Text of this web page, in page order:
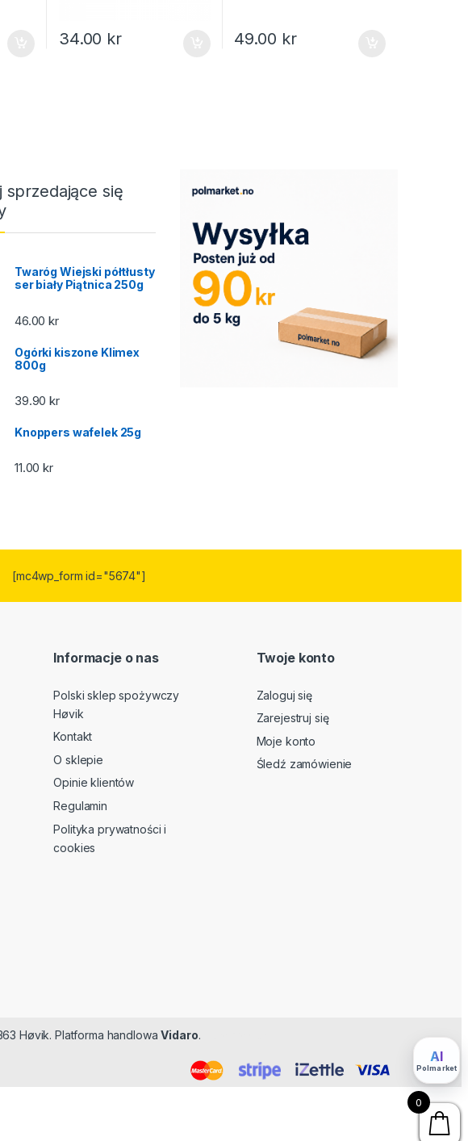
34.00 kr 49.00 kr
sprzedające się
Twaróg Wiejski półtłusty
ser biały Piątnica 250g
46.00kr
Ogórki kiszone Klimex
800g
39.90kr
Knoppers wafelek 25g
11.00kr
[mc4wp_form id="5674"]
Informacje o nas
Polski sklep spożywczy
Høvik
Kontakt
O sklepie
Opinie klientów
Regulamin
Polityka prywatności i
cookies
Twoje konto
Zaloguj się
Zarejestruj się
Moje konto
Śledź zamówienie
Høvik. Platforma handlowaVidaro.
0
AI
Polmarket